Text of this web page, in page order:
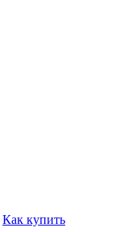
Как купить